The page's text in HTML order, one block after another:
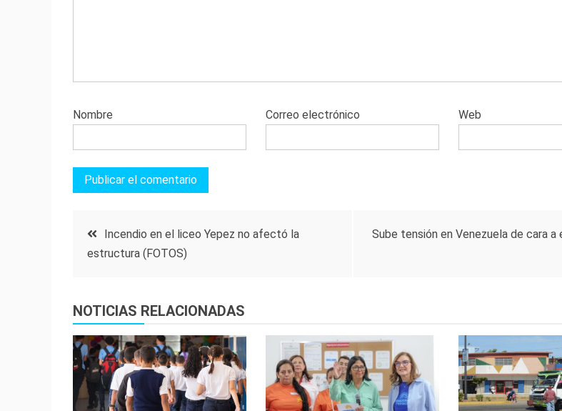
Nombre Correo electrónico Web
Navegación
entradas
Incendio en el liceo Yepez no afectó la
estructura (FOTOS)
Sube tensión en Venezuela de cara a
NOTICIAS RELACIONADAS